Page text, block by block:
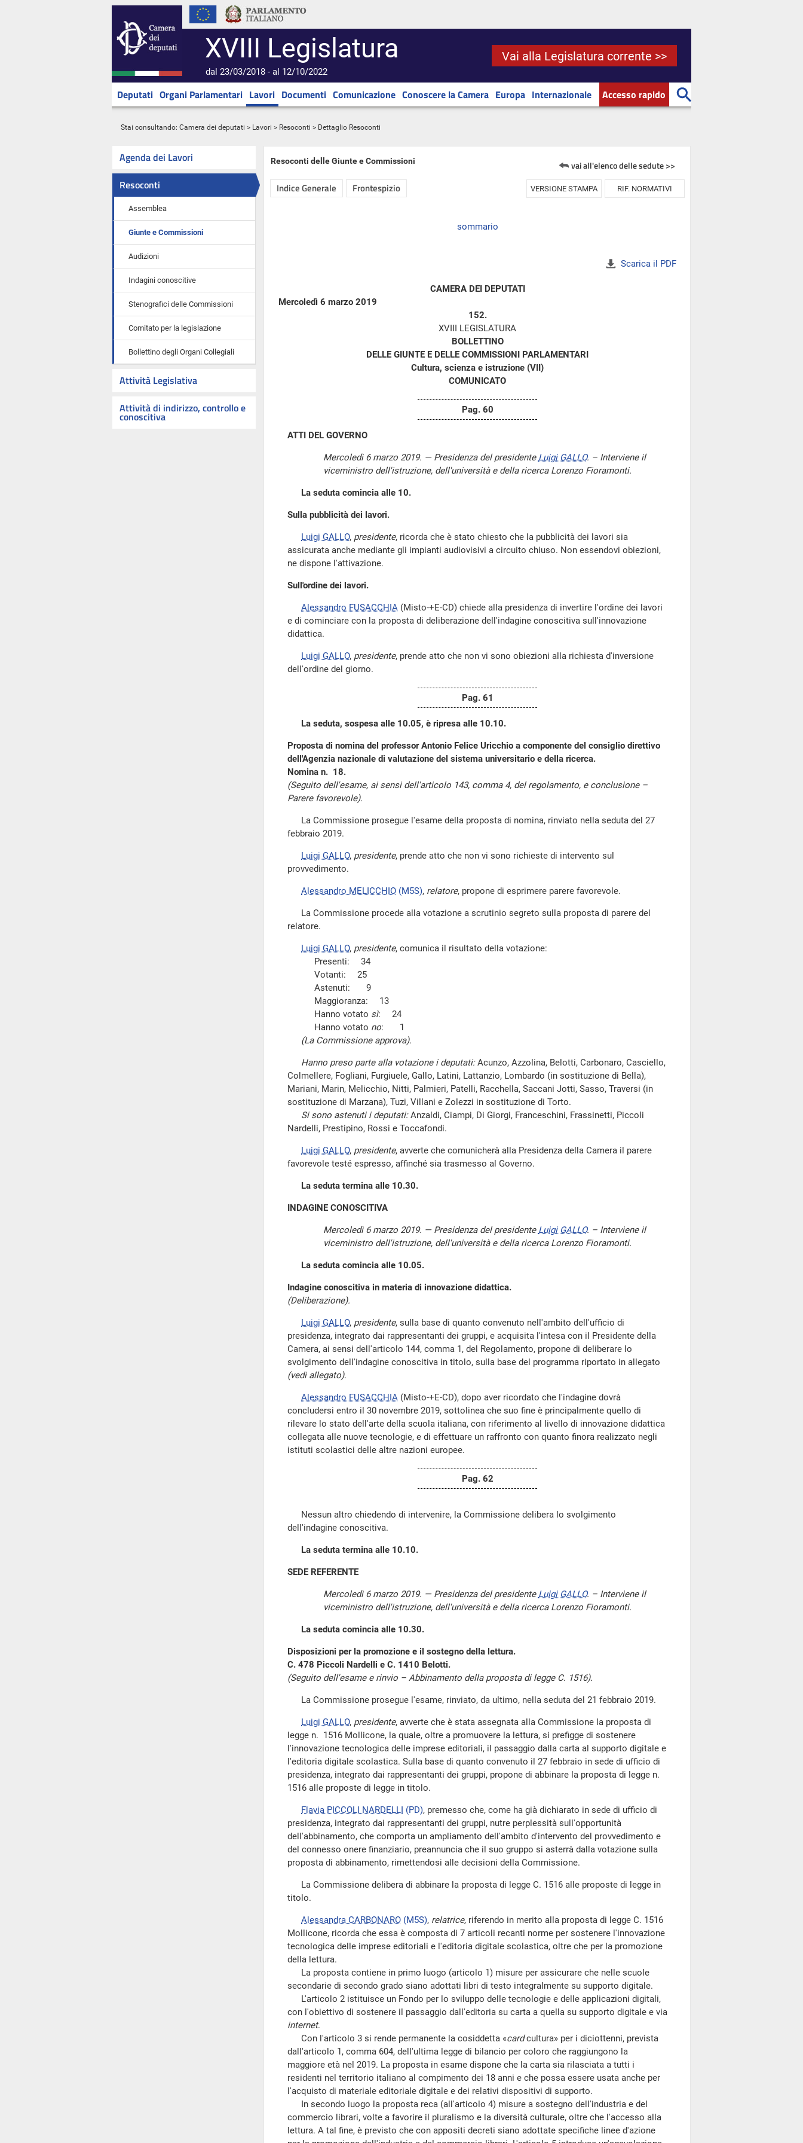
XVIII Legislatura
dal 23/03/2018 - al 12/10/2022
Vai alla Legislatura corrente >>
Deputati Organi Parlamentari Lavori Documenti Comunicazione Conoscere la Camera Europa Internazionale Accesso rapido
Stai consultando: Camera dei deputati > Lavori > Resoconti > Dettaglio Resoconti
Agenda dei Lavori
Resoconti
Assemblea
Giunte e Commissioni
Audizioni
Indagini conoscitive
Stenografici delle Commissioni
Comitato per la legislazione
Bollettino degli Organi Collegiali
Attività Legislativa
Attività di indirizzo, controllo e
conoscitiva
Resoconti delle Giunte e Commissioni vai all'elenco delle sedute >>
Indice Generale Frontespizio VERSIONE STAMPA RIF. NORMATIVI
sommario
Scarica il PDF
CAMERA DEI DEPUTATI
Mercoledì 6 marzo 2019
152.
XVIII LEGISLATURA
BOLLETTINO
DELLE GIUNTE E DELLE COMMISSIONI PARLAMENTARI
Cultura, scienza e istruzione (VII)
COMUNICATO
Pag. 60
ATTI DEL GOVERNO
Mercoledì 6 marzo 2019. — Presidenza del presidente Luigi GALLO. – Interviene il
viceministro dell'istruzione, dell'università e della ricerca Lorenzo Fioramonti.
La seduta comincia alle 10.
Sulla pubblicità dei lavori.
Luigi GALLO, presidente, ricorda che è stato chiesto che la pubblicità dei lavori sia
assicurata anche mediante gli impianti audiovisivi a circuito chiuso. Non essendovi obiezioni,
ne dispone l'attivazione.
Sull'ordine dei lavori.
Alessandro FUSACCHIA (Misto-+E-CD) chiede alla presidenza di invertire l'ordine dei lavori
e di cominciare con la proposta di deliberazione dell'indagine conoscitiva sull'innovazione
didattica.
Luigi GALLO, presidente, prende atto che non vi sono obiezioni alla richiesta d'inversione
dell'ordine del giorno.
Pag. 61
La seduta, sospesa alle 10.05, è ripresa alle 10.10.
Proposta di nomina del professor Antonio Felice Uricchio a componente del consiglio direttivo
dell'Agenzia nazionale di valutazione del sistema universitario e della ricerca.
Nomina n. 18.
(Seguito dell'esame, ai sensi dell'articolo 143, comma 4, del regolamento, e conclusione –
Parere favorevole).
La Commissione prosegue l'esame della proposta di nomina, rinviato nella seduta del 27
febbraio 2019.
Luigi GALLO, presidente, prende atto che non vi sono richieste di intervento sul
provvedimento.
Alessandro MELICCHIO (M5S), relatore, propone di esprimere parere favorevole.
La Commissione procede alla votazione a scrutinio segreto sulla proposta di parere del
relatore.
Luigi GALLO, presidente, comunica il risultato della votazione:
Presenti: 34
Votanti: 25
Astenuti: 9
Maggioranza: 13
Hanno votato sì: 24
Hanno votato no: 1
(La Commissione approva).
Hanno preso parte alla votazione i deputati:Acunzo, Azzolina, Belotti, Carbonaro, Casciello,
Colmellere, Fogliani, Furgiuele, Gallo, Latini, Lattanzio, Lombardo (in sostituzione di Bella),
Mariani, Marin, Melicchio, Nitti, Palmieri, Patelli, Racchella, Saccani Jotti, Sasso, Traversi (in
sostituzione di Marzana), Tuzi, Villani e Zolezzi in sostituzione di Torto.
Si sono astenuti i deputati:Anzaldi, Ciampi, Di Giorgi, Franceschini, Frassinetti, Piccoli
Nardelli, Prestipino, Rossi e Toccafondi.
Luigi GALLO, presidente, avverte che comunicherà alla Presidenza della Camera il parere
favorevole testé espresso, affinché sia trasmesso al Governo.
La seduta termina alle 10.30.
INDAGINE CONOSCITIVA
Mercoledì 6 marzo 2019. — Presidenza del presidente Luigi GALLO. – Interviene il
viceministro dell'istruzione, dell'università e della ricerca Lorenzo Fioramonti.
La seduta comincia alle 10.05.
Indagine conoscitiva in materia di innovazione didattica.
(Deliberazione).
Luigi GALLO, presidente, sulla base di quanto convenuto nell'ambito dell'ufficio di
presidenza, integrato dai rappresentanti dei gruppi, e acquisita l'intesa con il Presidente della
Camera, ai sensi dell'articolo 144, comma 1, del Regolamento, propone di deliberare lo
svolgimento dell'indagine conoscitiva in titolo, sulla base del programma riportato in allegato
(vedi allegato).
Alessandro FUSACCHIA (Misto-+E-CD), dopo aver ricordato che l'indagine dovrà
concludersi entro il 30 novembre 2019, sottolinea che suo fine è principalmente quello di
rilevare lo stato dell'arte della scuola italiana, con riferimento al livello di innovazione didattica
collegata alle nuove tecnologie, e di effettuare un raffronto con quanto finora realizzato negli
istituti scolastici delle altre nazioni europee.
Pag. 62
Nessun altro chiedendo di intervenire, la Commissione delibera lo svolgimento
dell'indagine conoscitiva.
La seduta termina alle 10.10.
SEDE REFERENTE
Mercoledì 6 marzo 2019. — Presidenza del presidente Luigi GALLO. – Interviene il
viceministro dell'istruzione, dell'università e della ricerca Lorenzo Fioramonti.
La seduta comincia alle 10.30.
Disposizioni per la promozione e il sostegno della lettura.
C. 478 Piccoli Nardelli e C. 1410 Belotti.
(Seguito dell'esame e rinvio – Abbinamento della proposta di legge C. 1516).
La Commissione prosegue l'esame, rinviato, da ultimo, nella seduta del 21 febbraio 2019.
Luigi GALLO, presidente, avverte che è stata assegnata alla Commissione la proposta di
legge n. 1516 Mollicone, la quale, oltre a promuovere la lettura, si prefigge di sostenere
l'innovazione tecnologica delle imprese editoriali, il passaggio dalla carta al supporto digitale e
l'editoria digitale scolastica. Sulla base di quanto convenuto il 27 febbraio in sede di ufficio di
presidenza, integrato dai rappresentanti dei gruppi, propone di abbinare la proposta di legge n.
1516 alle proposte di legge in titolo.
Flavia PICCOLI NARDELLI (PD), premesso che, come ha già dichiarato in sede di ufficio di
presidenza, integrato dai rappresentanti dei gruppi, nutre perplessità sull'opportunità
dell'abbinamento, che comporta un ampliamento dell'ambito d'intervento del provvedimento e
del connesso onere finanziario, preannuncia che il suo gruppo si asterrà dalla votazione sulla
proposta di abbinamento, rimettendosi alle decisioni della Commissione.
La Commissione delibera di abbinare la proposta di legge C. 1516 alle proposte di legge in
titolo.
Alessandra CARBONARO (M5S), relatrice, riferendo in merito alla proposta di legge C. 1516
Mollicone, ricorda che essa è composta di 7 articoli recanti norme per sostenere l'innovazione
tecnologica delle imprese editoriali e l'editoria digitale scolastica, oltre che per la promozione
della lettura.
La proposta contiene in primo luogo (articolo 1) misure per assicurare che nelle scuole
secondarie di secondo grado siano adottati libri di testo integralmente su supporto digitale.
L'articolo 2 istituisce un Fondo per lo sviluppo delle tecnologie e delle applicazioni digitali,
con l'obiettivo di sostenere il passaggio dall'editoria su carta a quella su supporto digitale e via
internet.
Con l'articolo 3 si rende permanente la cosiddetta «cardcultura» per i diciottenni, prevista
dall'articolo 1, comma 604, dell'ultima legge di bilancio per coloro che raggiungono la
maggiore età nel 2019. La proposta in esame dispone che la carta sia rilasciata a tutti i
residenti nel territorio italiano al compimento dei 18 anni e che possa essere usata anche per
l'acquisto di materiale editoriale digitale e dei relativi dispositivi di supporto.
In secondo luogo la proposta reca (all'articolo 4) misure a sostegno dell'industria e del
commercio librari, volte a favorire il pluralismo e la diversità culturale, oltre che l'accesso alla
lettura. A tal fine, è previsto che con appositi decreti siano adottate specifiche linee d'azione